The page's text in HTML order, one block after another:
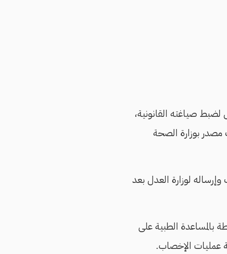
صياغته القانونية،
بوزارة الصحة
لوزارة العدل بعد
بالمساعدة الطبية على
عمليات الإخصاب.